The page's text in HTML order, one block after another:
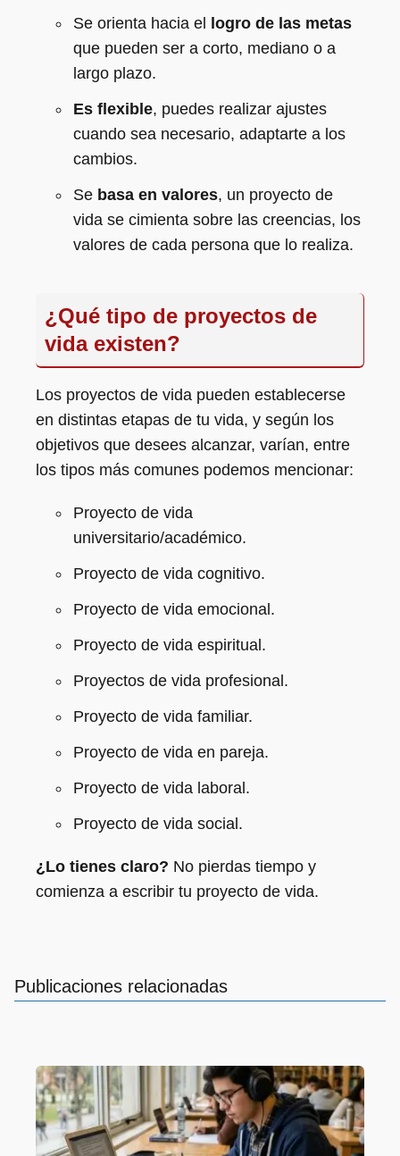
Se orienta hacia el
logro de las metas
que pueden ser a corto, mediano o a
largo plazo.
Es flexible, puedes realizar ajustes
cuando sea necesario, adaptarte a los
cambios.
Se basa en valores, un proyecto de
vida se cimienta sobre las creencias, los
valores de cada persona que lo realiza.
¿Qué tipo de proyectos de
vida existen?
Los proyectos de vida pueden establecerse
en distintas etapas de tu vida, y según los
objetivos que desees alcanzar, varían, entre
los tipos más comunes podemos mencionar:
Proyecto de vida
universitario/académico.
Proyecto de vida cognitivo.
Proyecto de vida emocional.
Proyecto de vida espiritual.
Proyectos de vida profesional.
Proyecto de vida familiar.
Proyecto de vida en pareja.
Proyecto de vida laboral.
Proyecto de vida social.
¿Lo tienes claro? No pierdas tiempo y
comienza a escribir tu proyecto de vida.
Publicaciones relacionadas